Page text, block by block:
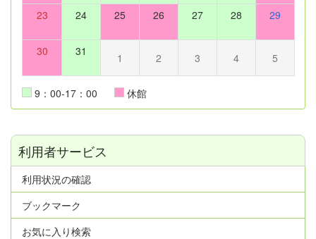
23 24 25 26 27 28 29
30 31 1 2 3 4 5
9：00-17：00 休館
利用者サービス
利用状況の確認
ブックマーク
お気に入り検索